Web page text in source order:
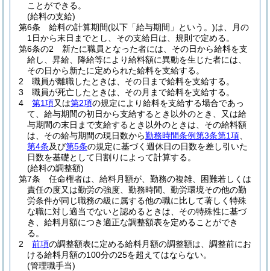
ことができる。
(給料の支給)
第6条
給料の計算期間(以下「給与期間」という。)は、月の
1日から末日までとし、その支給日は、規則で定める。
第6条の2
新たに職員となった者には、その日から給料を支
給し、昇給、降給等により給料額に異動を生じた者には、
その日から新たに定められた給料を支給する。
2
職員が離職したときは、その日まで給料を支給する。
3
職員が死亡したときは、その月まで給料を支給する。
4
第1項又は第2項の規定により給料を支給する場合であっ
て、給与期間の初日から支給するとき以外のとき、又は給
与期間の末日まで支給するとき以外のときは、その給料額
は、その給与期間の現日数から勤務時間条例第3条第1項
第4条及び第5条の規定に基づく週休日の日数を差し引いた
日数を基礎として日割りによって計算する。
(給料の調整額)
第7条
任命権者は、給料月額が、勤務の複雑、困難若しくは
責任の度又は勤労の強度、勤務時間、勤労環境その他の勤
労条件が同じ職務の級に属する他の職に比して著しく特殊
な職に対し適当でないと認めるときは、その特殊性に基づ
き、給料月額につき適正な調整額表を定めることができ
る。
2
前項の調整額表に定める給料月額の調整額は、調整前にお
ける給料月額の100分の25を超えてはならない。
(管理職手当)